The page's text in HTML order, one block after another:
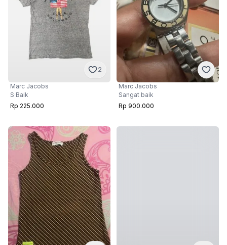
2
Marc Jacobs
S·Baik
Rp 225.000
Marc Jacobs
Sangat baik
Rp 900.000